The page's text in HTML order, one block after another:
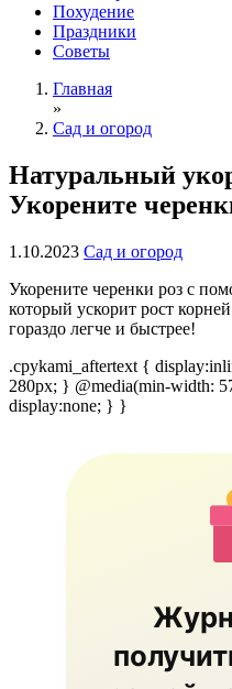
Похудение
Праздники
Советы
Главная
»
Сад и огород
Натуральный
Укорените
1.10.2023 Сад и огород
Укорените черенки роз с
который ускорит рост
гораздо легче и быстрее!
.cpykami_aftertext {
280px; } @media(min-width:
display:none; } }